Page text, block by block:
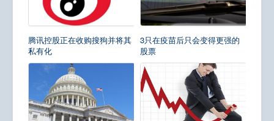
腾讯控股正在收购搜狗并将其
私有化
3只在疫苗后只会变得更强的
股票